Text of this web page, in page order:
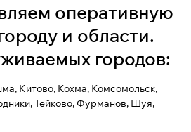
оперативную
и области.
городов:
Китово, Кохма, Комсомольск,
Тейково, Фурманов, Шуя,